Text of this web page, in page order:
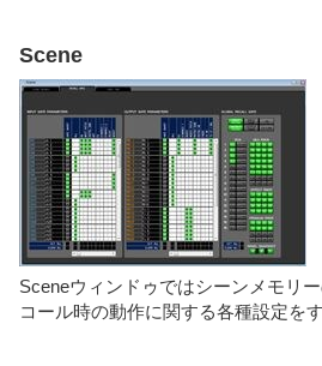
Scene
Sceneウィンドゥではシーンメモリ
コール時の動作に関する各種設定を